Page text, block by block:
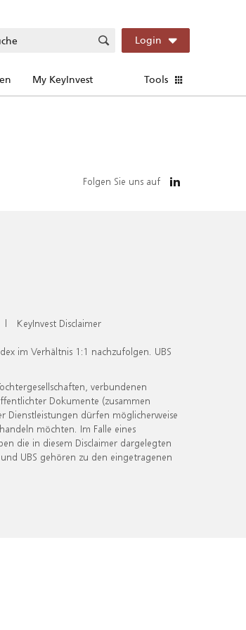
Login
My KeyInvest Tools
Folgen Sie uns auf
| KeyInvest Disclaimer
im Verhältnis 1:1 nachzufolgen. UBS
verbundenen
Dokumente (zusammen
Dienstleistungen dürfen möglicherweise
möchten. Im Falle eines
die in diesem Disclaimer dargelegten
UBS gehören zu den eingetragenen